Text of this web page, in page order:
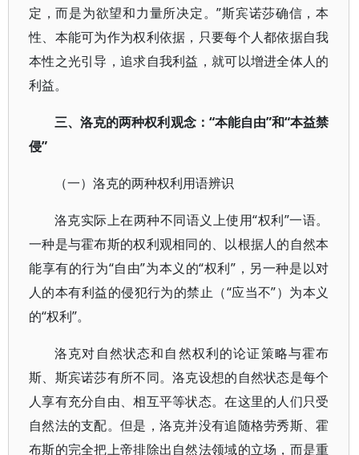
定，而是为欲望和力量所决定。”斯宾诺莎确信，本
性、本能可为作为权利依据，只要每个人都依据自我
本性之光引导，追求自我利益，就可以增进全体人的
利益。
三、洛克的两种权利观念：“本能自由”和“本益禁
侵”
（一）洛克的两种权利用语辨识
洛克实际上在两种不同语义上使用“权利”一语。
一种是与霍布斯的权利观相同的、以根据人的自然本
能享有的行为“自由”为本义的“权利”，另一种是以对
人的本有利益的侵犯行为的禁止（“应当不”）为本义
的“权利”。
洛克对自然状态和自然权利的论证策略与霍布
斯、斯宾诺莎有所不同。洛克设想的自然状态是每个
人享有充分自由、相互平等状态。在这里的人们只受
自然法的支配。但是，洛克并没有追随格劳秀斯、霍
布斯的完全把上帝排除出自然法领域的立场，而是重